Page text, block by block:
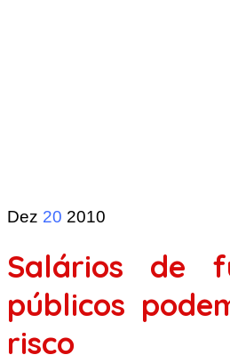
Dez 20 2010
Salários de
públicos
risco